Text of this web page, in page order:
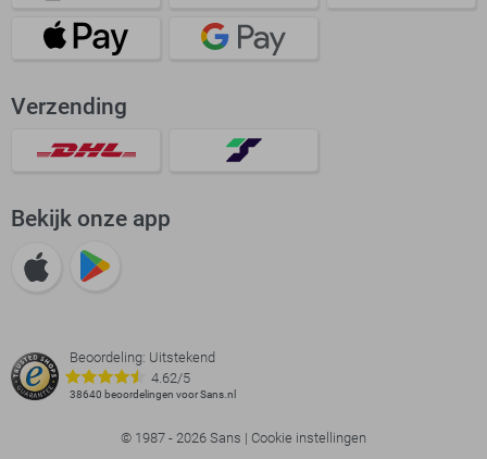
Verzending
Bekijk onze app
Beoordeling: Uitstekend
4.62/5
38640 beoordelingen voor Sans.nl
© 1987 - 2026 Sans | Cookie instellingen